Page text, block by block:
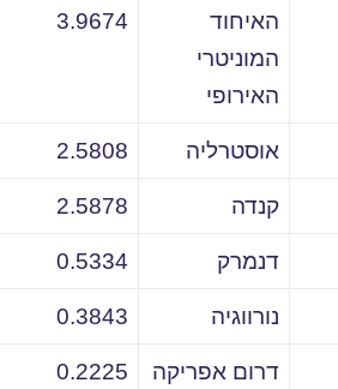
האיחוד
המוניטרי
האירופי
3.9674
אוסטרליה 2.5808
קנדה 2.5878
דנמרק 0.5334
נורווגיה 0.3843
דרום אפריקה 0.2225